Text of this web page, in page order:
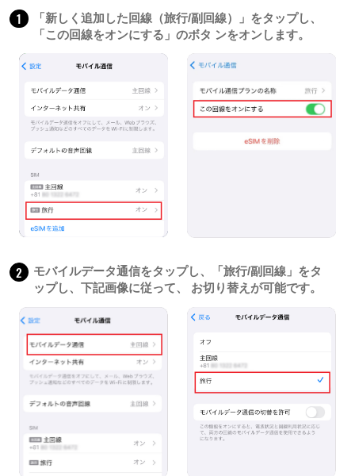
1
「新しく追加した回線（旅行/副回線）」をタップし、
「この回線をオンにする」のボタ ンをオンします。
2
モバイルデータ通信をタップし、「旅行/副回線」をタ
ップし、下記画像に従って、 お切り替えが可能です。